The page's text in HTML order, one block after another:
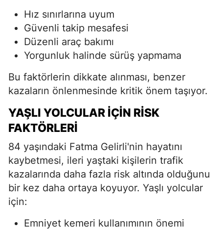
Hız sınırlarına uyum
Güvenli takip mesafesi
Düzenli araç bakımı
Yorgunluk halinde sürüş yapmama
Bu faktörlerin dikkate alınması, benzer
kazaların önlenmesinde kritik önem taşıyor.
YAŞLI YOLCULAR İÇIN RISK
FAKTÖRLERI
84 yaşındaki Fatma Gelirli'nin hayatını
kaybetmesi, ileri yaştaki kişilerin trafik
kazalarında daha fazla risk altında olduğunu
bir kez daha ortaya koyuyor. Yaşlı yolcular
için:
Emniyet kemeri kullanımının önemi